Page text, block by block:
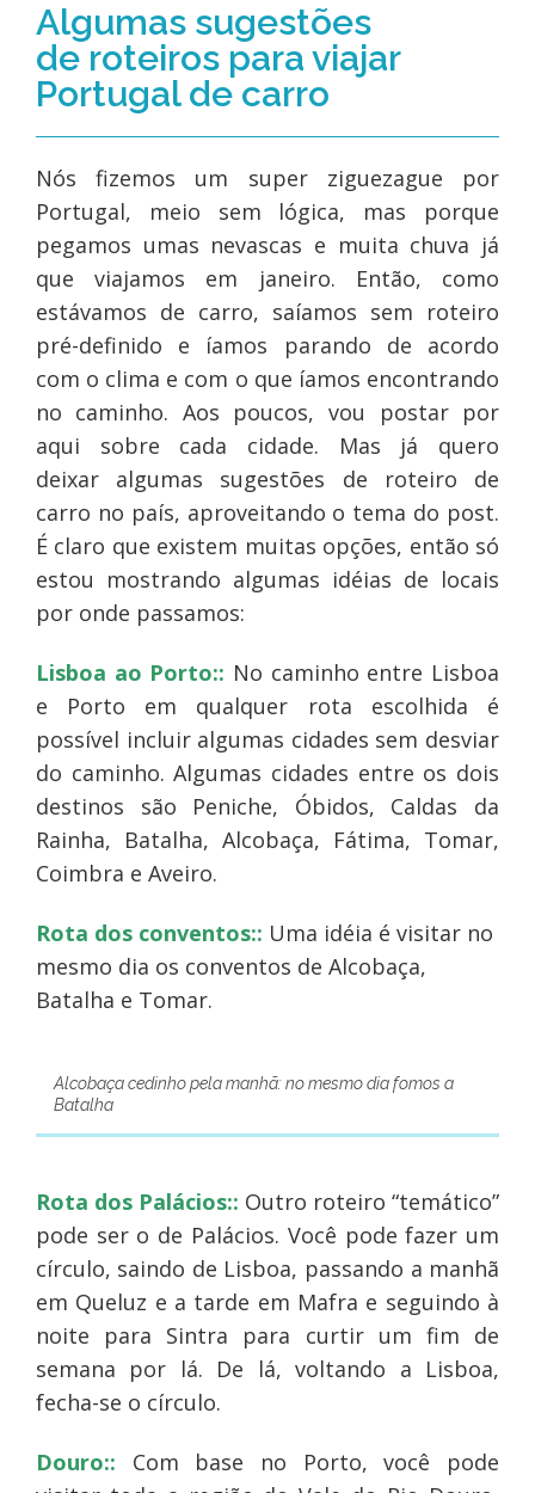
Algumas sugestões
de roteiros para viajar
Portugal de carro
Nós fizemos um super ziguezague por
Portugal, meio sem lógica, mas porque
pegamos umas nevascas e muita chuva já
que viajamos em janeiro. Então, como
estávamos de carro, saíamos sem roteiro
pré-definido e íamos parando de acordo
com o clima e com o que íamos encontrando
no caminho. Aos poucos, vou postar por
aqui sobre cada cidade. Mas já quero
deixar algumas sugestões de roteiro de
carro no país, aproveitando o tema do post.
É claro que existem muitas opções, então só
estou mostrando algumas idéias de locais
por onde passamos:
Lisboa ao Porto:: No caminho entre Lisboa
e Porto em qualquer rota escolhida é
possível incluir algumas cidades sem desviar
do caminho. Algumas cidades entre os dois
destinos são Peniche, Óbidos, Caldas da
Rainha, Batalha, Alcobaça, Fátima, Tomar,
Coimbra e Aveiro.
Rota dos conventos:: Uma idéia é visitar no
mesmo dia os conventos de Alcobaça,
Batalha e Tomar.
Alcobaça cedinho pela manhã: no mesmo dia fomos a
Batalha
Rota dos Palácios:: Outro roteiro “temático”
pode ser o de Palácios. Você pode fazer um
círculo, saindo de Lisboa, passando a manhã
em Queluz e a tarde em Mafra e seguindo à
noite para Sintra para curtir um fim de
semana por lá. De lá, voltando a Lisboa,
fecha-se o círculo.
Douro::
Com base no Porto, você pode